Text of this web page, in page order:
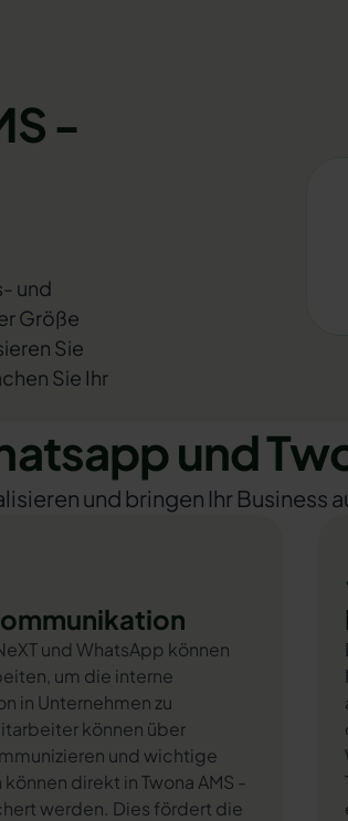
-
und
Größe
Sie
Sie Ihr
und
und bringen Ihr Business
und WhatsApp können
um die interne
in Unternehmen zu
können über
und wichtige
direkt in Twona AMS -
werden. Dies fördert die